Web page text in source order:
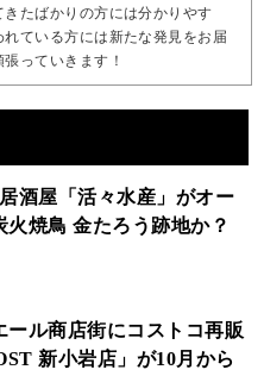
きたばかりの方には分かりやす
れている方には新たな発見をお届
っていきます！
酒屋「活々水産」がオー
火焼鳥 金たろう跡地か？
ール商店街にコストコ再販
新小岩店」が10月から